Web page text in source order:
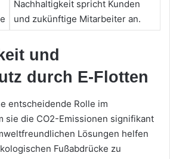
Nachhaltigkeit spricht Kunden
und zukünftige Mitarbeiter an.
und
durch E-Flotten
entscheidende Rolle im
sie die CO2-Emissionen signifikant
Lösungen helfen
Fußabdrücke zu